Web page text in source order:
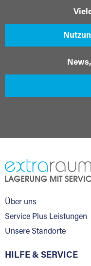
Über uns
Service Plus Leistungen
Unsere Standorte
HILFE & SERVICE